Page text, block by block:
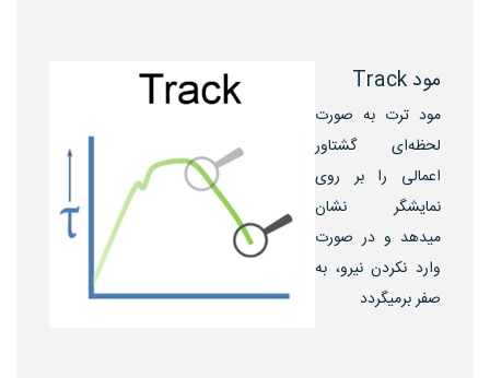
مود Track
مود ترت به صورت
لحظه‌ای گشتاور
اعمالی را بر روی
نمایشگر نشان
میدهد و در صورت
وارد نکردن نیرو، به
صفر برمیگردد